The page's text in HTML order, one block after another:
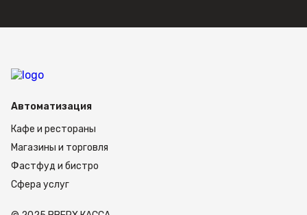
Автоматизация
Кафе и рестораны
Магазины и торговля
Фастфуд и бистро
Сфера услуг